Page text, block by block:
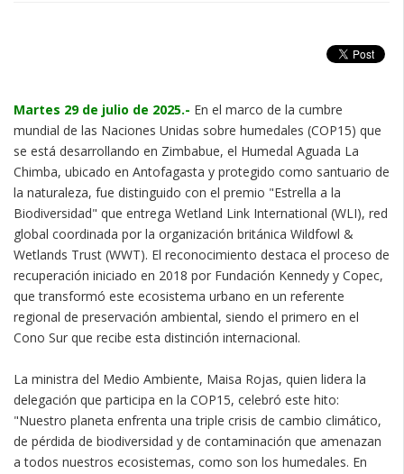
Martes 29 de julio de 2025.- En el marco de la cumbre
mundial de las Naciones Unidas sobre humedales (COP15) que
se está desarrollando en Zimbabue, el Humedal Aguada La
Chimba, ubicado en Antofagasta y protegido como santuario de
la naturaleza, fue distinguido con el premio "Estrella a la
Biodiversidad" que entrega Wetland Link International (WLI), red
global coordinada por la organización británica Wildfowl &
Wetlands Trust (WWT). El reconocimiento destaca el proceso de
recuperación iniciado en 2018 por Fundación Kennedy y Copec,
que transformó este ecosistema urbano en un referente
regional de preservación ambiental, siendo el primero en el
Cono Sur que recibe esta distinción internacional.
La ministra del Medio Ambiente, Maisa Rojas, quien lidera la
delegación que participa en la COP15, celebró este hito:
"Nuestro planeta enfrenta una triple crisis de cambio climático,
de pérdida de biodiversidad y de contaminación que amenazan
a todos nuestros ecosistemas, como son los humedales. En